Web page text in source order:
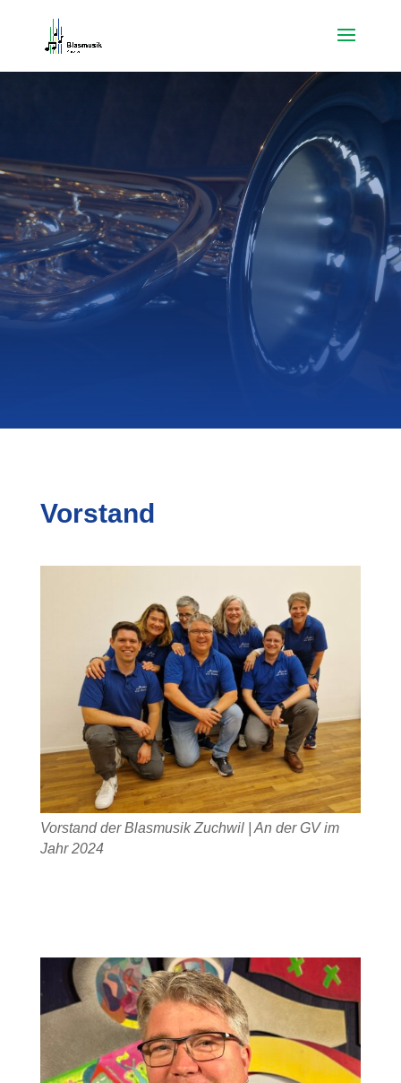
Vorstand
Vorstand der Blasmusik Zuchwil | An der GV im
Jahr 2024